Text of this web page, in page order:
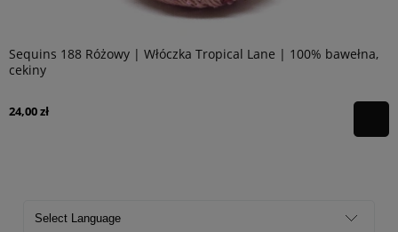
Sequins 188 Różowy | Włóczka Tropical Lane | 100% bawełna,
cekiny
24,00 zł